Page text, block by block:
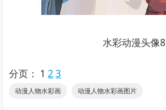
水彩动漫头像8
分页： 1 2 3
动漫人物水彩画 动漫人物水彩画图片